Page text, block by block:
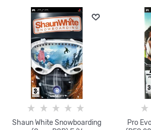
Shaun White Snowboarding
Pro